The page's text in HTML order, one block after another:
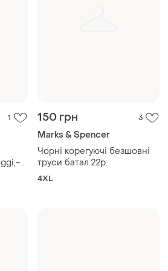
1 150 грн 3
Marks & Spencer
Чорні корегуючі безшовні
труси батал.22р.
4XL